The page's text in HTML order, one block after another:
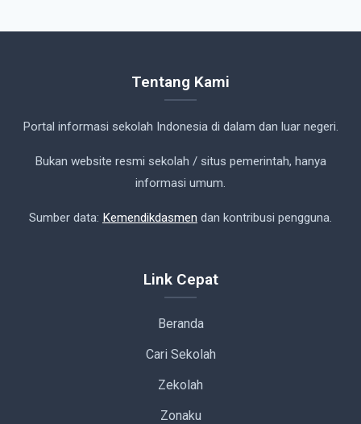
Tentang Kami
Portal informasi sekolah Indonesia di dalam dan luar negeri.
Bukan website resmi sekolah / situs pemerintah, hanya
informasi umum.
Sumber data: Kemendikdasmen dan kontribusi pengguna.
Link Cepat
Beranda
Cari Sekolah
Zekolah
Zonaku